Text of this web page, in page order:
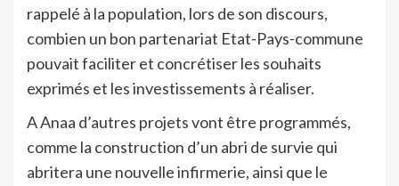
rappelé à la population, lors de son discours,
combien un bon partenariat Etat-Pays-commune
pouvait faciliter et concrétiser les souhaits
exprimés et les investissements à réaliser.
A Anaa d’autres projets vont être programmés,
comme la construction d’un abri de survie qui
abritera une nouvelle infirmerie, ainsi que le